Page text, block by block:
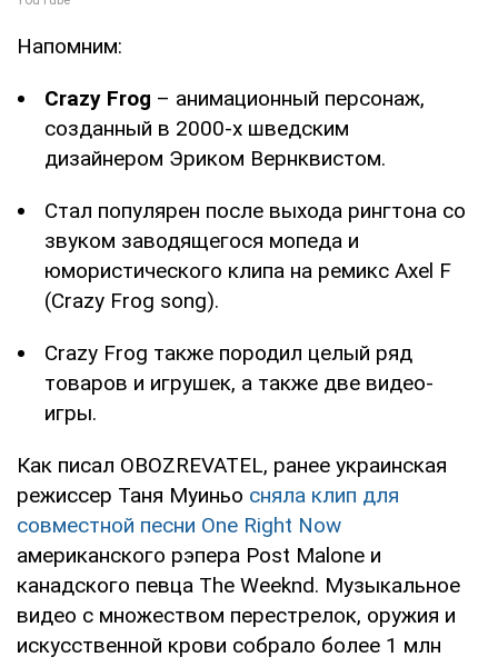
Напомним:
Crazy Frog – анимационный персонаж,
созданный в 2000-х шведским
дизайнером Эриком Вернквистом.
Стал популярен после выхода рингтона со
звуком заводящегося мопеда и
юмористического клипа на ремикс Axel F
(Crazy Frog song).
Crazy Frog также породил целый ряд
товаров и игрушек, а также две видео-
игры.
Как писал OBOZREVATEL, ранее украинская
режиссер Таня Муиньо сняла клип для
совместной песни One Right Now
американского рэпера Post Malone и
канадского певца The Weeknd. Музыкальное
видео с множеством перестрелок, оружия и
искусственной крови собрало более 1 млн